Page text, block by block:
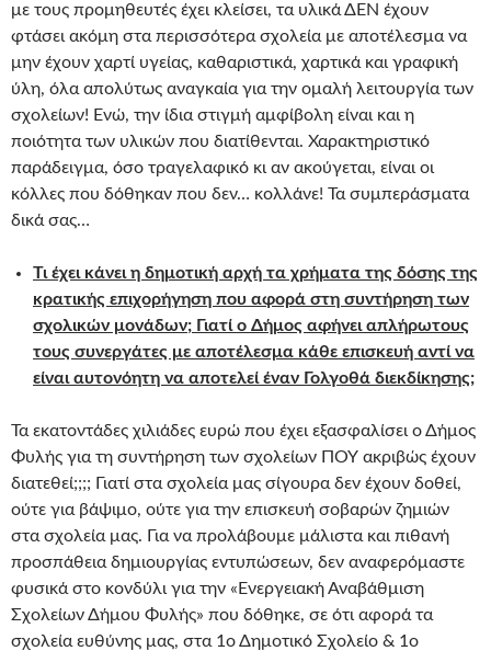
με τους προμηθευτές έχει κλείσει, τα υλικά ΔΕΝ έχουν
φτάσει ακόμη στα περισσότερα σχολεία με αποτέλεσμα να
μην έχουν χαρτί υγείας, καθαριστικά, χαρτικά και γραφική
ύλη, όλα απολύτως αναγκαία για την ομαλή λειτουργία των
σχολείων! Ενώ, την ίδια στιγμή αμφίβολη είναι και η
ποιότητα των υλικών που διατίθενται. Χαρακτηριστικό
παράδειγμα, όσο τραγελαφικό κι αν ακούγεται, είναι οι
κόλλες που δόθηκαν που δεν… κολλάνε! Τα συμπεράσματα
δικά σας…
Τι έχει κάνει η δημοτική αρχή τα χρήματα της δόσης της
κρατικής επιχορήγηση που αφορά στη συντήρηση των
σχολικών μονάδων; Γιατί ο Δήμος αφήνει απλήρωτους
τους συνεργάτες με αποτέλεσμα κάθε επισκευή αντί να
είναι αυτονόητη να αποτελεί έναν Γολγοθά διεκδίκησης;
Τα εκατοντάδες χιλιάδες ευρώ που έχει εξασφαλίσει ο Δήμος
Φυλής για τη συντήρηση των σχολείων ΠΟΥ ακριβώς έχουν
διατεθεί;;;; Γιατί στα σχολεία μας σίγουρα δεν έχουν δοθεί,
ούτε για βάψιμο, ούτε για την επισκευή σοβαρών ζημιών
στα σχολεία μας. Για να προλάβουμε μάλιστα και πιθανή
προσπάθεια δημιουργίας εντυπώσεων, δεν αναφερόμαστε
φυσικά στο κονδύλι για την «Ενεργειακή Αναβάθμιση
Σχολείων Δήμου Φυλής» που δόθηκε, σε ότι αφορά τα
σχολεία ευθύνης μας, στα 1ο Δημοτικό Σχολείο & 1ο